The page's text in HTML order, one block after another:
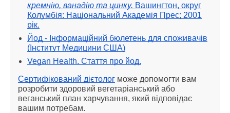
кремнію, ванадію та цинку. Вашингтон, округ
Колумбія: Національний Академія Прес; 2001
рік.
Йод - Інформаційний бюлетень для споживачів
(Інститут Медицини США)
Vegan Health. Стаття про йод.
Сертифікований дієтолог може допомогти вам
розробити здоровий вегетаріанський або
веганський план харчування, який відповідає
вашим потребам.